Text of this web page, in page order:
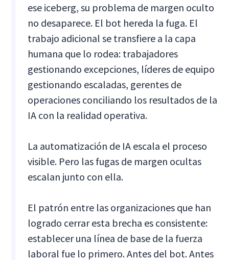
ese iceberg, su problema de margen oculto
no desaparece. El bot hereda la fuga. El
trabajo adicional se transfiere a la capa
humana que lo rodea: trabajadores
gestionando excepciones, líderes de equipo
gestionando escaladas, gerentes de
operaciones conciliando los resultados de la
IA con la realidad operativa.
La automatización de IA escala el proceso
visible. Pero las fugas de margen ocultas
escalan junto con ella.
El patrón entre las organizaciones que han
logrado cerrar esta brecha es consistente:
establecer una línea de base de la fuerza
laboral fue lo primero. Antes del bot. Antes